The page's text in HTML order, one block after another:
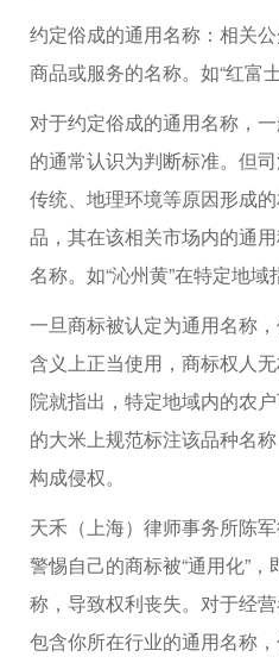
约定俗成的通用名称：相关
商品或服务的名称。如“红富
对于约定俗成的通用名称，
的通常认识为判断标准。但
传统、地理环境等原因形成
品，其在该相关市场内的通
名称。如“沁州黄”在特定地域
一旦商标被认定为通用名称
含义上正当使用，商标权人
院就指出，特定地域内的农
的大米上规范标注该品种名
构成侵权。
天禾（上海）律师事务所陈
警惕自己的商标被“通用化”
称，导致权利丧失。对于经
包含你所在行业的通用名称